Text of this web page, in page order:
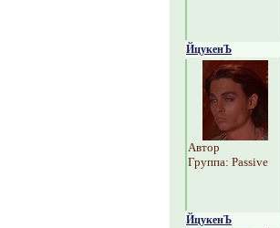
ЙцукенЪ
Автор
Группа: Passive
ЙцукенЪ